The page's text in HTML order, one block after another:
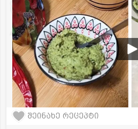
შეინახე რეცეპტი